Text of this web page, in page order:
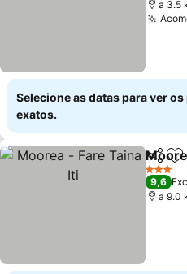
a 3.5
Selecione as datas para ver
exatos.
3 Estrelas
9,6
a 9.0